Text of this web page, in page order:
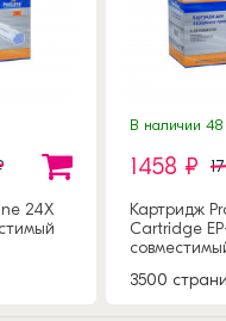
24X
В наличии
1458 ₽
Картридж
Cartridge
3500